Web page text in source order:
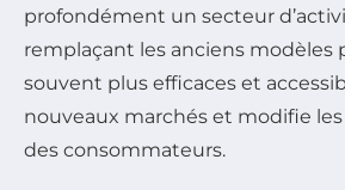
profondément un secteur
remplaçant les anciens modèles
souvent plus efficaces et
nouveaux marchés et modifie
des consommateurs.